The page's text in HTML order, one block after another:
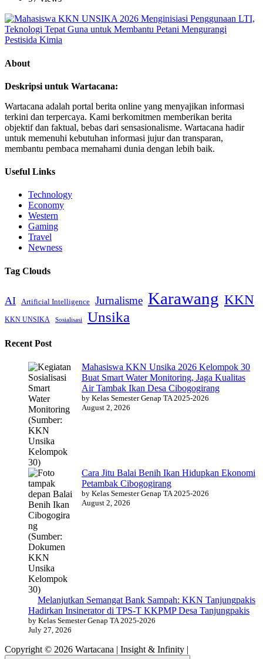
About
Deskripsi untuk Wartacana:
Wartacana adalah portal berita online yang menyajikan informasi
terkini dan terpercaya. Kami berkomitmen memberikan berita
objektif dan faktual, bebas dari sensasionalisme. Wartacana hadir
untuk memenuhi kebutuhan informasi jujur dan transparan,
membantu pembaca memahami dunia dengan lebih baik.
Useful Links
Technology
Economy
Western
Gaming
Travel
Newness
Tag Clouds
AI Artificial Intelligence Jurnalisme Karawang KKN
KKN UNSIKA Sosialisasi Unsika
Recent Post
Mahasiswa KKN Unsika 2026 Kelompok 30
Buat Smart Water Monitoring, Jaga Kualitas
Air Tambak Ikan Desa Cibogogirang
by Kelas Semester Genap TA 2025-2026
August 2, 2026
Cara Jitu Balai Benih Ikan Hidupkan Ekonomi
Petambak Cibogogirang
by Kelas Semester Genap TA 2025-2026
August 2, 2026
Melanjutkan Semangat Bank Sampah: KKN Tanjungpakis
Hadirkan Insinerator di TPS-T KKPMP Desa Tanjungpakis
by Kelas Semester Genap TA 2025-2026
July 27, 2026
Copyright © 2026 Wartacana | Insight & Infinity |